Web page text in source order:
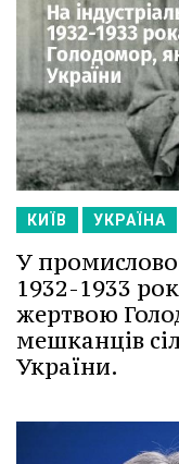
КИЇВ УКРАЇНА
У
1932-1933
жертвою
мешканців
України.